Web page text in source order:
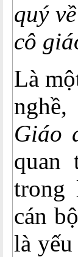
quý
cô
Là
Giáo
quan
trong
cán
là